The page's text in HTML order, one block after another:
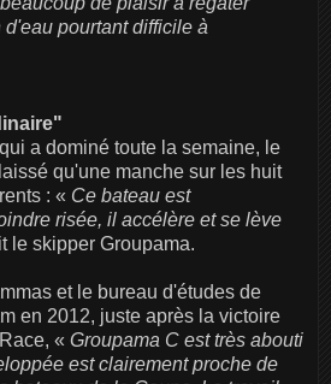
pourtant difficile à
a dominé toute la semaine, le
qu'une manche sur les huit
: « Ce bateau est
risée, il accélère et se lève
le skipper Groupama.
et le bureau d'études de
en 2012, juste après la victoire
« Groupama C est très abouti
est clairement proche de